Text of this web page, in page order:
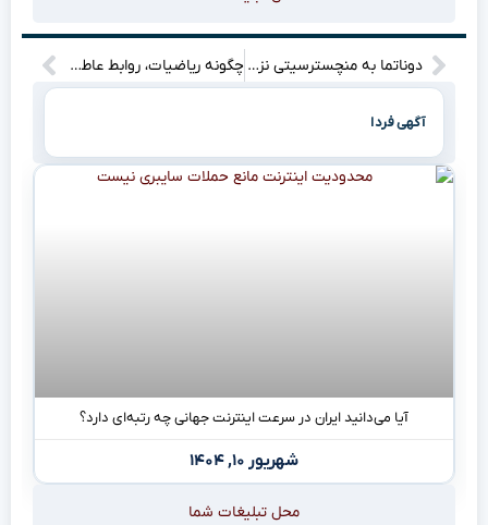
دوناتما به منچسترسیتی نزدیک‌تر شد؛ تست پزشکی در ایتالیا! چگونه ریاضیات، روابط عاطفی را کنترل می‌کند؟
آگهی فردا
آیا می‌دانید ایران در سرعت اینترنت جهانی چه رتبه‌ای دارد؟
شهریور ۱۰, ۱۴۰۴
محل تبلیغات شما